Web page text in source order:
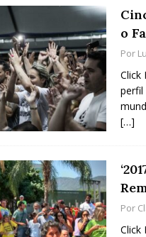
o
Por
Click
perfil
[…]
Por
Click